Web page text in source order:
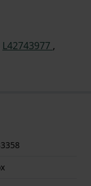
L42743977 ,